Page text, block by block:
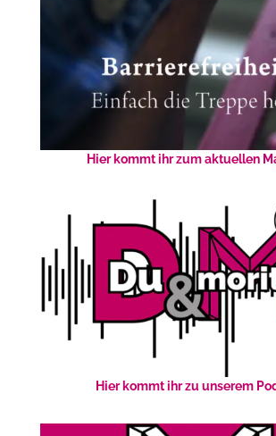
Hier kommt ihr zum aktuellen
Hier kommt ihr zu unserem